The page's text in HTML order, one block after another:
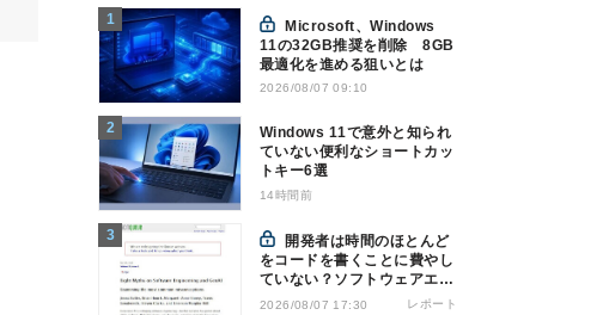
11の32GB推奨を削除 8GB
最適化を進める狙いとは
2026/08/07 09:10
Windows 11で意外と知られ
ていない便利なショートカッ
トキー6選
14時間前
をコードを書くことに費やし
ていない？ソフトウェアエン
ジニアリングにおけるAIの8
2026/08/07 17:30 レポート